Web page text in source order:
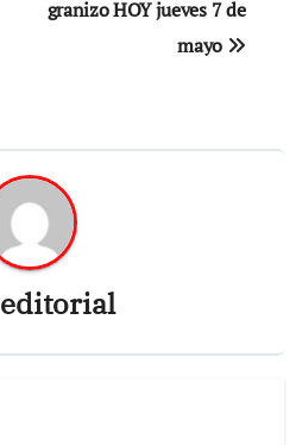
granizo HOY jueves 7 de
mayo
editorial